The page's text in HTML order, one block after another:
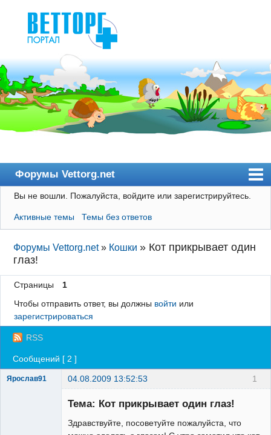
Форумы Vettorg.net
Главная
Пользователи
Правила
Поиск
Регистрация
Вход
Вы не вошли. Пожалуйста, войдите или зарегистрируйтесь.
Активные темы Темы без ответов
Форумы Vettorg.net » Кошки » Кот прикрывает один
глаз!
Страницы
1
Чтобы отправить ответ, вы должны войти или
зарегистрироваться
RSS
Сообщений [ 2 ]
1
Ярослав91 04.08.2009 13:52:53
Зарегистрированный
Тема: Кот прикрывает один глаз!
Здравствуйте, посоветуйте пожалуйста, что